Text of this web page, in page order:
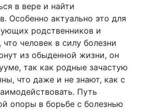
в вере и найти
Особенно актуально это для
родственников и
человек в силу болезни
из обыденной жизни, он
так как родные зачастую
что даже и не знают, как с
Путь
опоры в борьбе с болезнью